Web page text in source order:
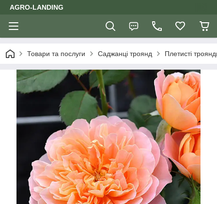
AGRO-LANDING
Товари та послуги Саджанці троянд Плетисті